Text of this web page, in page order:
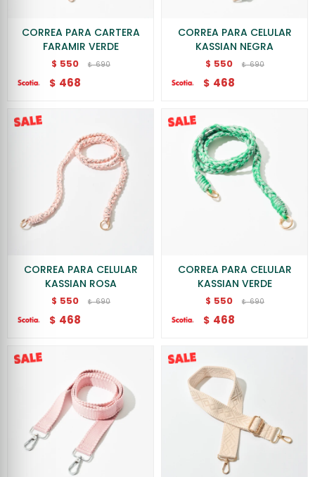
CORREA PARA CARTERA
FARAMIR VERDE
$ 550 $ 690
$ 468
CORREA PARA CELULAR
KASSIAN NEGRA
$ 550 $ 690
$ 468
CORREA PARA CELULAR
KASSIAN ROSA
$ 550 $ 690
$ 468
CORREA PARA CELULAR
KASSIAN VERDE
$ 550 $ 690
$ 468